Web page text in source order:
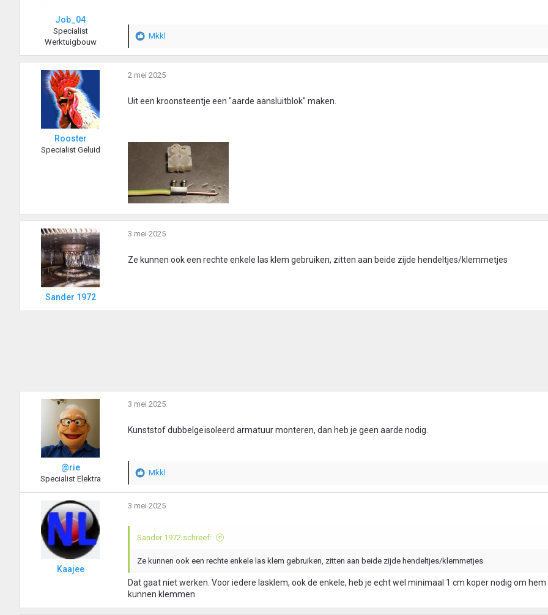
Job_04
Specialist
Werktuigbouw
W
a
r
r
Mkkl
Rooster
Specialist Geluid
2 mei 2025
Uit een kroonsteentje een "aarde aansluitblok" maken.
Sander 1972
3 mei 2025
Ze kunnen ook een rechte enkele las klem gebruiken, zitten aan beide zijde hendeltjes/klemmetjes
@rie
Specialist Elektra
3 mei 2025
Kunststof dubbelgeïsoleerd armatuur monteren, dan heb je geen aarde nodig.
W
r
n
e
n
:
Mkkl
Kaajee
3 mei 2025
Sander 1972 schreef:
Ze kunnen ook een rechte enkele las klem gebruiken, zitten aan beide zijde hendeltjes/klemmetjes
Dat gaat niet werken. Voor iedere lasklem, ook de enkele, heb je echt wel minimaal 1 cm koper nodig om hem
kunnen klemmen.